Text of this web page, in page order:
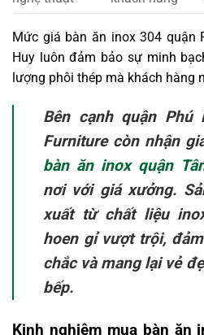
Mức giá bàn ăn inox 304 quận
Huy luôn đảm bảo sự minh
lượng phôi thép mà khách hàng
Bên cạnh quận Phú
Furniture còn nhận
bàn ăn inox quận
nơi với giá xưởng.
xuất từ chất liệu
hoen gỉ vượt trội,
chắc và mang lại vẻ
bếp.
Kinh nghiệm mua bàn ăn